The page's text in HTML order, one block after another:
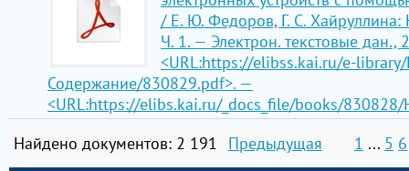
/ Е. Ю. Федоров, Г. С.
Ч. 1. — Электрон. текстовые
<URL:https://elibss.kai.ru/e-
Содержание/830829.pdf>. —
<URL:https://elibs.kai.ru/_docs_file/books/
Найдено документов: 2 191
Предыдущая 1 ... 5 6